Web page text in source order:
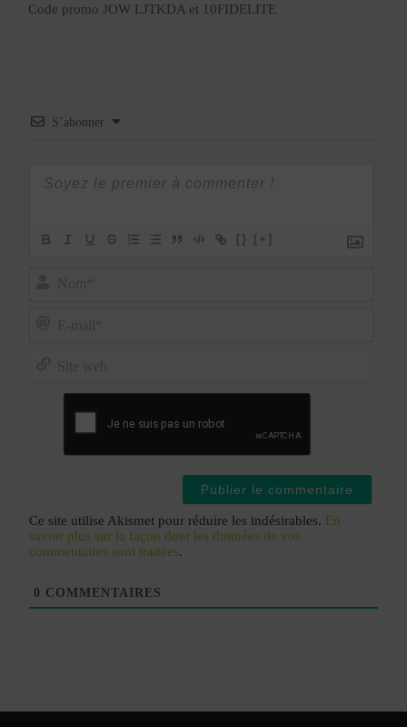
Code promo JOW LJTKDA et 10FIDELITE
S’abonner
{} [+]
Ce site utilise Akismet pour réduire les indésirables. En
savoir plus sur la façon dont les données de vos
commentaires sont traitées.
0 COMMENTAIRES